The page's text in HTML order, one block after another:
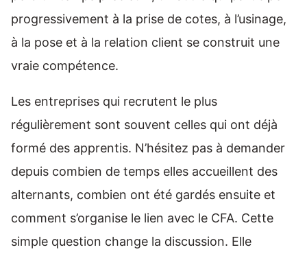
progressivement à la prise de cotes, à l’usinage,
à la pose et à la relation client se construit une
vraie compétence.
Les entreprises qui recrutent le plus
régulièrement sont souvent celles qui ont déjà
formé des apprentis. N’hésitez pas à demander
depuis combien de temps elles accueillent des
alternants, combien ont été gardés ensuite et
comment s’organise le lien avec le CFA. Cette
simple question change la discussion. Elle